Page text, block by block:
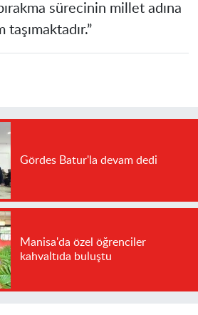
sürecinin millet adına
Gördes Batur'la devam dedi
Manisa'da özel öğrenciler
kahvaltıda buluştu